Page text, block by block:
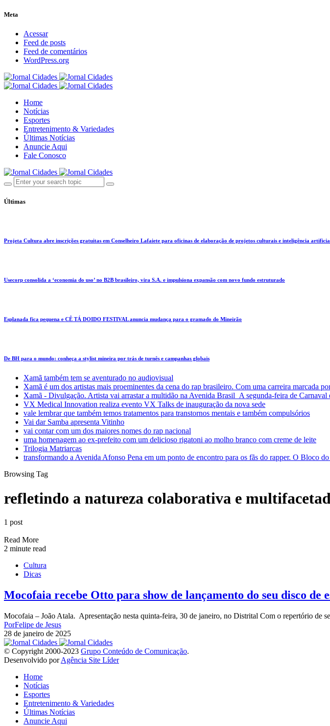
Meta
Acessar
Feed de posts
Feed de comentários
WordPress.org
Home
Notícias
Esportes
Entretenimento & Variedades
Últimas Notícias
Anuncie Aqui
Fale Conosco
Últimas
Projeta Cultura abre inscrições gratuitas em Conselheiro Lafaiete para oficinas de elaboração de projetos culturais e inteligência artificial
Usecorp consolida a ‘economia do uso’ no B2B brasileiro, vira S.A. e impulsiona expansão com novo fundo estruturado
Esplanada fica pequena e CÊ TÁ DOIDO FESTIVAL anuncia mudança para o gramado do Mineirão
De BH para o mundo: conheça a stylist mineira por trás de turnês e campanhas globais
Xamã também tem se aventurado no audiovisual
Xamã é um dos artistas mais proeminentes da cena do rap brasileiro. Com uma carreira marcada
Xamã - Divulgação. Artista vai arrastar a multidão na Avenida Brasil A segunda-feira de Carnaval
VX Medical Innovation realiza evento VX Talks de inauguração da nova sede
vale lembrar que também temos tratamentos para transtornos mentais e também compulsórios
Vai dar Samba apresenta Vitinho
vai contar com um dos maiores nomes do rap nacional
uma homenagem ao ex-prefeito com um delicioso rigatoni ao molho branco com creme de leite
Trilogia Matriarcas
transformando a Avenida Afonso Pena em um ponto de encontro para os fãs do rapper. O Bloco
Browsing Tag
refletindo a natureza colaborativa e
1 post
Read More
2 minute read
Cultura
Dicas
Mocofaia recebe Otto para show de lançamento do seu disco de
Mocofaia – João Atala. Apresentação nesta quinta-feira, 30 de janeiro, no Distrital Com o repertório de
PorFelipe de Jesus
28 de janeiro de 2025
© Copyright 2000-2023 Grupo Conteúdo de Comunicação.
Desenvolvido porAgência Site Líder
Home
Notícias
Esportes
Entretenimento & Variedades
Últimas Notícias
Anuncie Aqui